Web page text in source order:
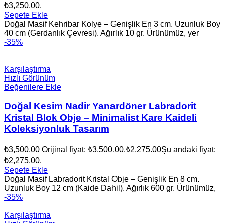
₺3,250.00.
Sepete Ekle
Doğal Masif Kehribar Kolye – Genişlik En 3 cm. Uzunluk Boy
40 cm (Gerdanlık Çevresi). Ağırlık 10 gr. Ürünümüz, yer
-35%
Karşılaştırma
Hızlı Görünüm
Beğenilere Ekle
Doğal Kesim Nadir Yanardöner Labradorit
Kristal Blok Obje – Minimalist Kare Kaideli
Koleksiyonluk Tasarım
₺3,500.00 Orijinal fiyat: ₺3,500.00.₺2,275.00Şu andaki fiyat:
₺2,275.00.
Sepete Ekle
Doğal Masif Labradorit Kristal Obje – Genişlik En 8 cm.
Uzunluk Boy 12 cm (Kaide Dahil). Ağırlık 600 gr. Ürünümüz,
-35%
Karşılaştırma